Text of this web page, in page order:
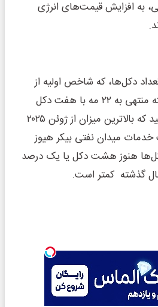
به افزایش قیمت‌های انرژی
دکل‌ها، که شاخص اولیه از
تولید آینده است، در هفته منتهی به ۲۲ مه با هفت دکل
افزایش، به ۵۵۸ دکل رسید که بالاترین میزان از ژوئن ۲۰۲۵
میدان نفتی بیکر هیوز
هنوز هشت دکل یا یک درصد
گذشته کمتر است.